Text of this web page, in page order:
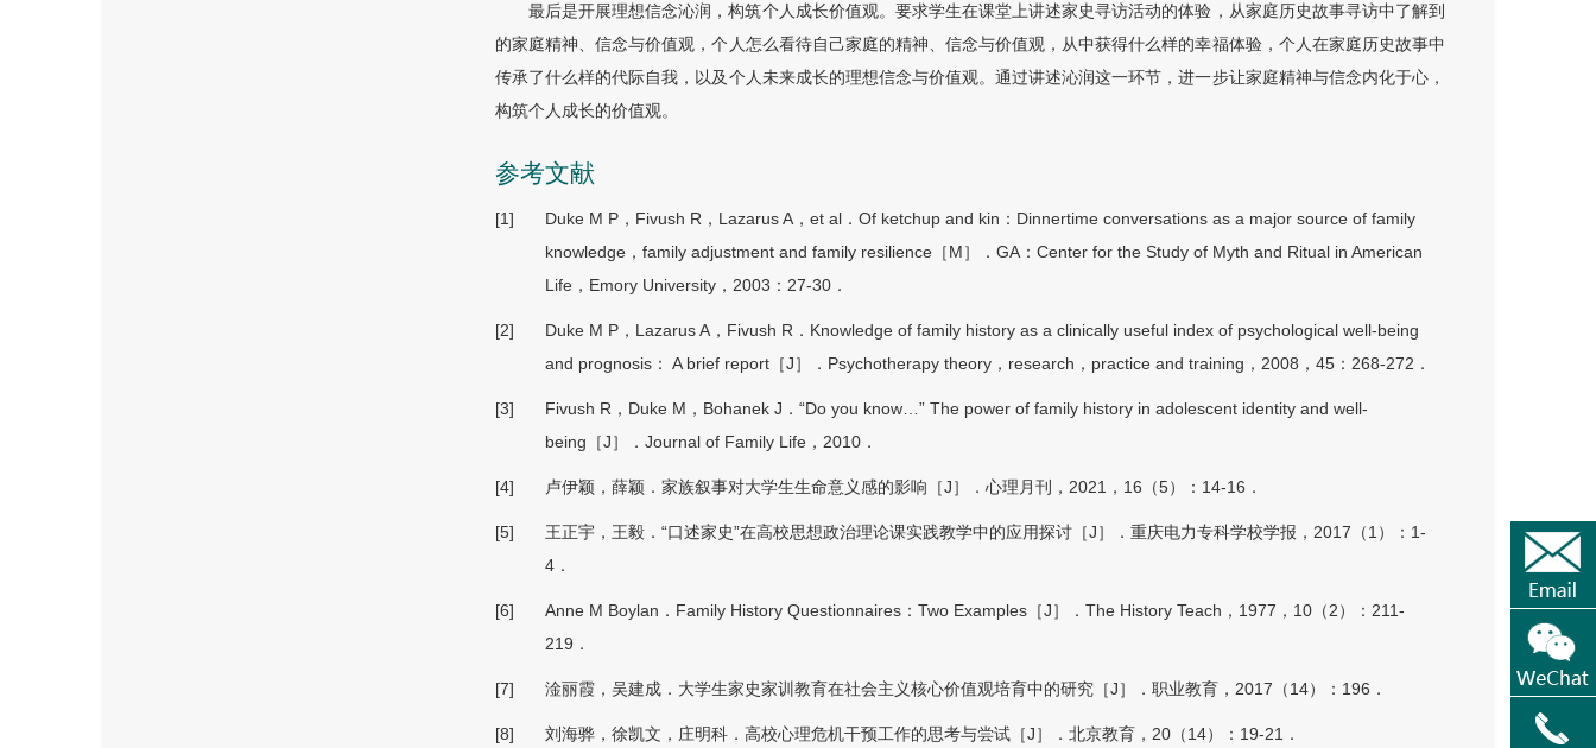
最后是开展理想信念沁润，构筑个人成长价值观。要求学生在课堂上讲述家史寻访活动的体验，从家庭历史故事寻访中了解到
的家庭精神、信念与价值观，个人怎么看待自己家庭的精神、信念与价值观，从中获得什么样的幸福体验，个人在家庭历史故事中
传承了什么样的代际自我，以及个人未来成长的理想信念与价值观。通过讲述沁润这一环节，进一步让家庭精神与信念内化于心，
构筑个人成长的价值观。
参考文献
[1]
Duke M P，Fivush R，Lazarus A，et al．Of ketchup and kin：Dinnertime conversations as a major source of family
knowledge，family adjustment and family resilience［M］．GA：Center for the Study of Myth and Ritual in American
Life，Emory University，2003：27-30．
[2]
Duke M P，Lazarus A，Fivush R．Knowledge of family history as a clinically useful index of psychological well-being
and prognosis： A brief report［J］．Psychotherapy theory，research，practice and training，2008，45：268-272．
[3]
Fivush R，Duke M，Bohanek J．“Do you know…” The power of family history in adolescent identity and well-
being［J］．Journal of Family Life，2010．
[4] 卢伊颖，薛颖．家族叙事对大学生生命意义感的影响［J］．心理月刊，2021，16（5）：14-16．
[5]
王正宇，王毅．“口述家史”在高校思想政治理论课实践教学中的应用探讨［J］．重庆电力专科学校学报，2017（1）：1-
4．
[6]
Anne M Boylan．Family History Questionnaires：Two Examples［J］．The History Teach，1977，10（2）：211-
219．
[7] 淦丽霞，吴建成．大学生家史家训教育在社会主义核心价值观培育中的研究［J］．职业教育，2017（14）：196．
[8] 刘海骅，徐凯文，庄明科．高校心理危机干预工作的思考与尝试［J］．北京教育，20（14）：19-21．